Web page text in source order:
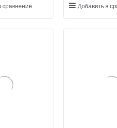
сравнение Добавить в